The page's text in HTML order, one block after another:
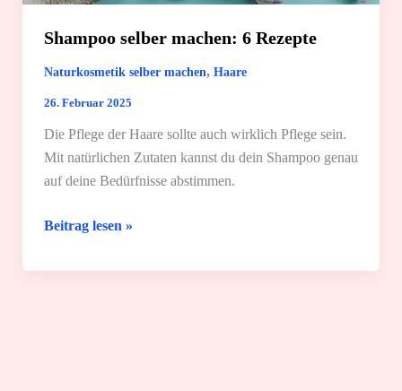
Shampoo selber machen: 6 Rezepte
Naturkosmetik selber machen, Haare
26. Februar 2025
Die Pflege der Haare sollte auch wirklich Pflege sein.
Mit natürlichen Zutaten kannst du dein Shampoo genau
auf deine Bedürfnisse abstimmen.
Shampoo
machen:
Beitrag lesen »